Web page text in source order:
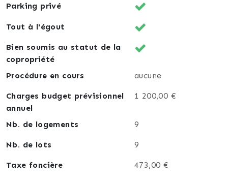
Parking privé
Tout à l'égout
Bien soumis au statut de la
copropriété
Procédure en cours
aucune
Charges budget prévisionnel
annuel
1 200,00 €
Nb. de logements 9
Nb. de lots 9
Taxe foncière 473,00 €